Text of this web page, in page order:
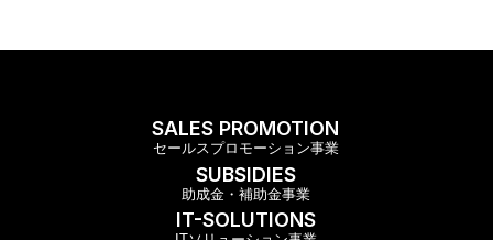
SALES PROMOTION
セールスプロモーション事業
SUBSIDIES
助成金・補助金事業
IT-SOLUTIONS